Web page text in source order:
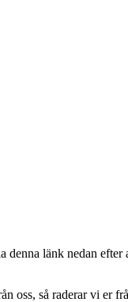
länk nedan
så raderar vi er